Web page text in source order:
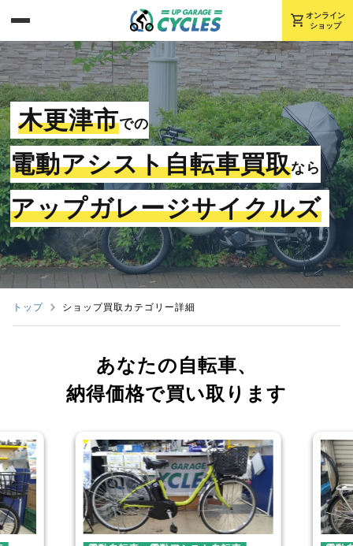
shopping_cart オンライン
ショップ
木更津市での
電動アシスト自転車買取なら
アップガレージサイクルズ
トップ ショップ買取カテゴリー詳細
あなたの自転車、
納得価格で買い取ります